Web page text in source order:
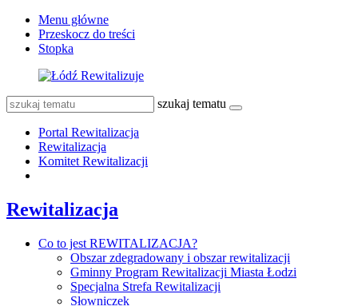
Menu główne
Przeskocz do treści
Stopka
szukaj tematu
Portal Rewitalizacja
Rewitalizacja
Komitet Rewitalizacji
Rewitalizacja
Co to jest REWITALIZACJA?
Obszar zdegradowany i obszar rewitalizacji
Gminny Program Rewitalizacji Miasta Łodzi
Specjalna Strefa Rewitalizacji
Słowniczek